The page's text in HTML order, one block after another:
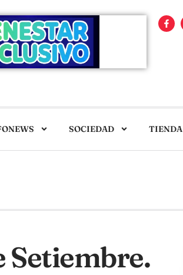
SOCIEDAD TIENDA
Setiembre.